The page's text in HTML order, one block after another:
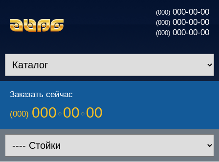
(000) 000-00-00
(000) 000-00-00
(000) 000-00-00
Заказать сейчас
(000) 000 00 00